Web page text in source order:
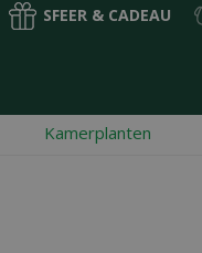
SFEER & CADEAU
Kamerplanten